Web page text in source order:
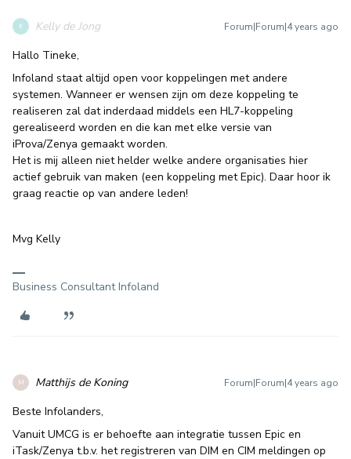
K Kelly de Jong Forum|Forum|4 years ago
Hallo Tineke,
Infoland staat altijd open voor koppelingen met andere
systemen. Wanneer er wensen zijn om deze koppeling te
realiseren zal dat inderdaad middels een HL7-koppeling
gerealiseerd worden en die kan met elke versie van
iProva/Zenya gemaakt worden.
Het is mij alleen niet helder welke andere organisaties hier
actief gebruik van maken (een koppeling met Epic). Daar hoor ik
graag reactie op van andere leden!
Mvg Kelly
Business Consultant Infoland
M Matthijs de Koning Forum|Forum|4 years ago
Beste Infolanders,
Vanuit UMCG is er behoefte aan integratie tussen Epic en
iTask/Zenya t.b.v. het registreren van DIM en CIM meldingen op